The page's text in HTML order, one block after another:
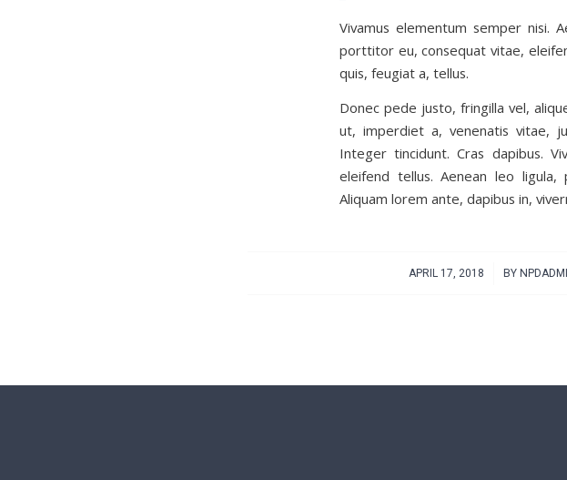
Vivamus elementum semper nisi.
porttitor eu, consequat vitae,
quis, feugiat a, tellus.
Donec pede justo, fringilla vel,
ut, imperdiet a, venenatis vitae,
Integer tincidunt. Cras dapibus.
eleifend tellus. Aenean leo
Aliquam lorem ante, dapibus in,
APRIL 17, 2018
/ BY